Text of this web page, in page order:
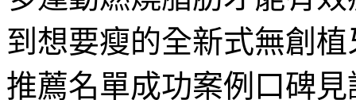
到想要瘦的全新式無創
推薦名單成功案例口碑